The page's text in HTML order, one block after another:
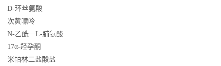
D-环丝氨酸
次黄嘌呤
N-乙酰－L-脯氨酸
17α-羟孕酮
米帕林二盐酸盐